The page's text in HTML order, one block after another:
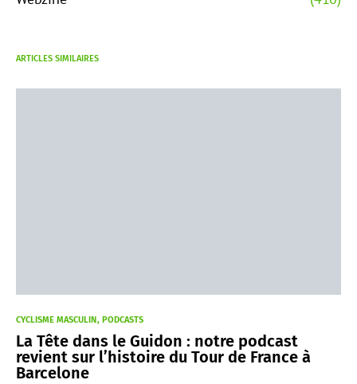
ARTICLES SIMILAIRES
CYCLISME MASCULIN PODCASTS
La Tête dans le Guidon : notre podcast
revient sur l’histoire du Tour de France à
Barcelone